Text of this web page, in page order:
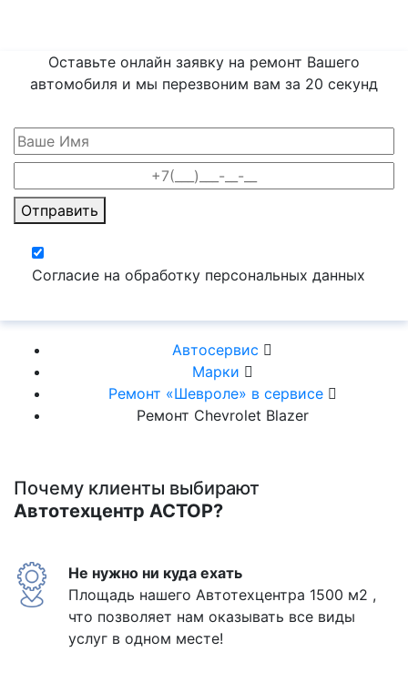
Оставьте онлайн заявку на ремонт Вашего
автомобиля и мы перезвоним вам за 20 секунд
Отправить
Согласие на обработку персональных данных
Автосервис
Марки
Ремонт «Шевроле» в сервисе
Ремонт Chevrolet Blazer
Почему клиенты выбирают
Автотехцентр АСТОР?
Не нужно ни куда ехать
Площадь нашего Автотехцентра 1500 м2 ,
что позволяет нам оказывать все виды
услуг в одном месте!